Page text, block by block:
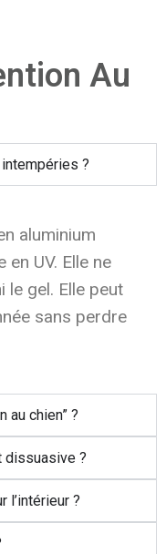
Au
?
aluminium
UV. Elle ne
le gel. Elle peut
sans perdre
au chien” ?
dissuasive ?
l’intérieur ?